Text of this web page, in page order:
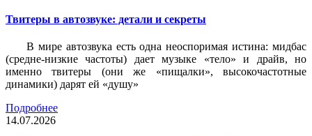
Твитеры в автозвуке: детали и секреты
В мире автозвука есть одна неоспоримая истина: мидбас
(средне-низкие частоты) дает музыке «тело» и драйв, но
именно твитеры (они же «пищалки», высокочастотные
динамики) дарят ей «душу»
Подробнее
14.07.2026